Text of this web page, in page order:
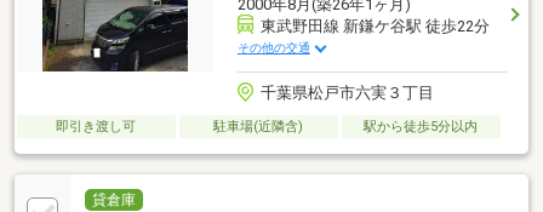
2000年8月(築26年1ヶ月)
東武野田線 新鎌ケ谷駅 徒歩22分
その他の交通
千葉県松戸市六実３丁目
即引き渡し可 駐車場(近隣含) 駅から徒歩5分以内
貸倉庫